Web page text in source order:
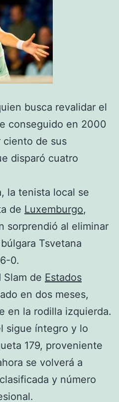
busca revalidar el
conseguido en 2000
ciento de sus
disparó cuatro
la tenista local se
de Luxemburgo,
sorprendió al eliminar
Tsvetana
0.
Slam de Estados
en dos meses,
en la rodilla izquierda.
sigue íntegro y lo
179, proveniente
se volverá a
y número